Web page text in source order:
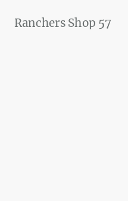
Ranchers Shop 57